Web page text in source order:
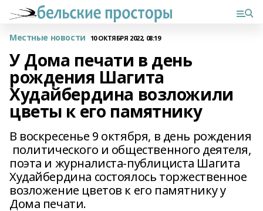
Местные новости 10 ОКТЯБРЯ 2022, 08:19
У Дома печати в день
рождения Шагита
Худайбердина возложили
цветы к его памятнику
В воскресенье 9 октября, в день рождения
политического и общественного деятеля,
поэта и журналиста-публициста Шагита
Худайбердина состоялось торжественное
возложение цветов к его памятнику у
Дома печати.